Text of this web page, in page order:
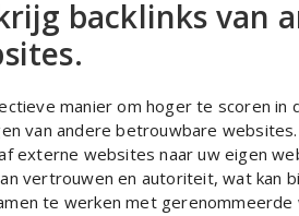
backlinks van
manier om hoger te scoren in
van andere betrouwbare
externe websites naar uw eigen
vertrouwen en autoriteit, wat kan
te werken met